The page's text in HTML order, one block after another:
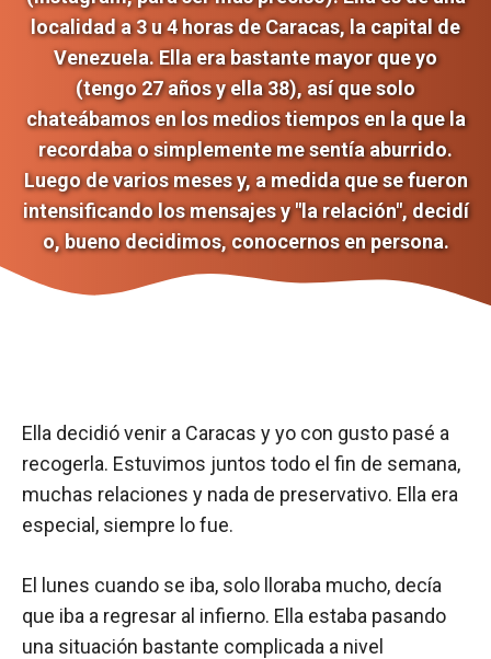
localidad a 3 u 4 horas de Caracas, la capital de
Venezuela. Ella era bastante mayor que yo
(tengo 27 años y ella 38), así que solo
chateábamos en los medios tiempos en la que la
recordaba o simplemente me sentía aburrido.
Luego de varios meses y, a medida que se fueron
intensificando los mensajes y "la relación", decidí
o, bueno decidimos, conocernos en persona.
Ella decidió venir a Caracas y yo con gusto pasé a
recogerla. Estuvimos juntos todo el fin de semana,
muchas relaciones y nada de preservativo. Ella era
especial, siempre lo fue.
El lunes cuando se iba, solo lloraba mucho, decía
que iba a regresar al infierno. Ella estaba pasando
una situación bastante complicada a nivel